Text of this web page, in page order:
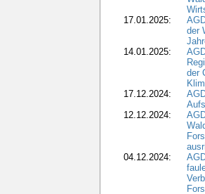
17.01.2025:
der
14.01.2025:
der
17.12.2024:
12.12.2024:
04.12.2024: